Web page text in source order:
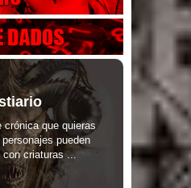
crónica que quieras
pueden
con criaturas ...